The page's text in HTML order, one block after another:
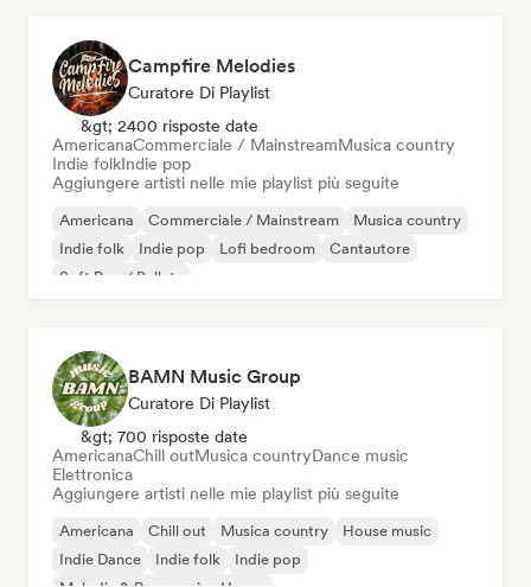
Campfire Melodies
Curatore Di Playlist
&gt; 2400 risposte date
AmericanaCommerciale / MainstreamMusica country
Indie folkIndie pop
Aggiungere artisti nelle mie playlist più seguite
Americana Commerciale / Mainstream
Musica country
Indie folk
Indie pop Lofi bedroom
Cantautore
Soft Pop / Ballata
BAMN Music Group
Curatore Di Playlist
&gt; 700 risposte date
AmericanaChill outMusica countryDance music
Elettronica
Aggiungere artisti nelle mie playlist più seguite
Americana Chill out Musica country
House music
Indie Dance
Indie folk
Indie pop